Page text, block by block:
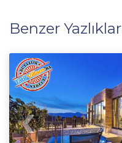
Benzer Yazlıklar